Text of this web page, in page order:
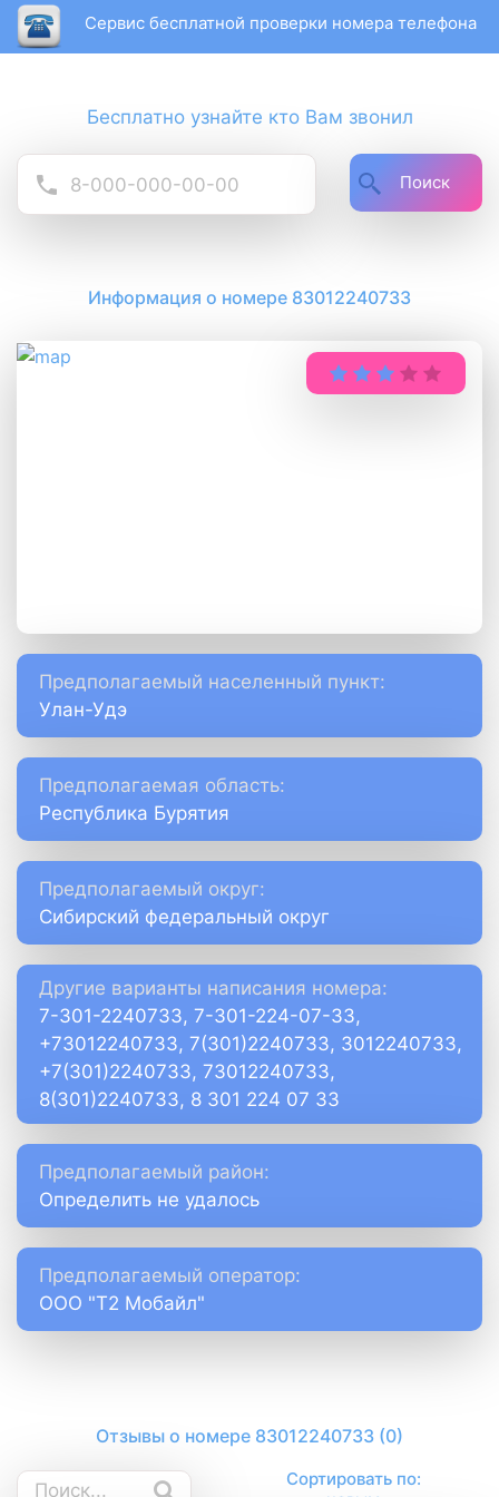
Сервис бесплатной проверки номера телефона
Бесплатно узнайте кто Вам звонил
Поиск
Информация о номере 83012240733
Предполагаемый населенный пункт:
Улан-Удэ
Предполагаемая область:
Республика Бурятия
Предполагаемый округ:
Сибирский федеральный округ
Другие варианты написания номера:
7-301-2240733, 7-301-224-07-33,
+73012240733, 7(301)2240733, 3012240733,
+7(301)2240733, 73012240733,
8(301)2240733, 8 301 224 07 33
Предполагаемый район:
Определить не удалось
Предполагаемый оператор:
ООО "Т2 Мобайл"
Отзывы о номере 83012240733 (0)
Сортировать по: